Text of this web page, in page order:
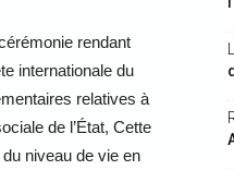
rendant
internationale du
relatives à
de l’État, Cette
niveau de vie en